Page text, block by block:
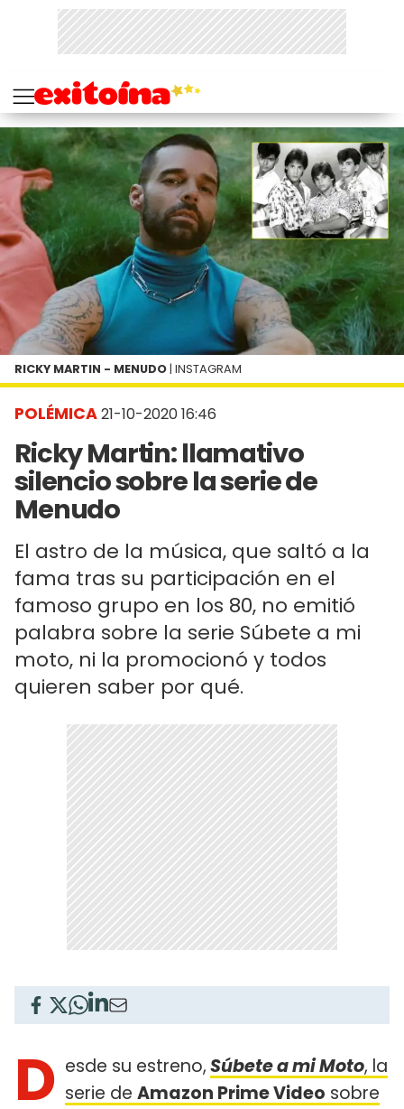
POLÉMICA21-10-2020 16:46
Ricky Martin: llamativo
silencio sobre la serie de
Menudo
El astro de la música, que saltó a la
fama tras su participación en el
famoso grupo en los 80, no emitió
palabra sobre la serie Súbete a mi
moto, ni la promocionó y todos
quieren saber por qué.
RICKY MARTIN - MENUDO | INSTAGRAM
D esde su estreno,Súbete a mi Moto, la
serie de Amazon Prime Video sobre